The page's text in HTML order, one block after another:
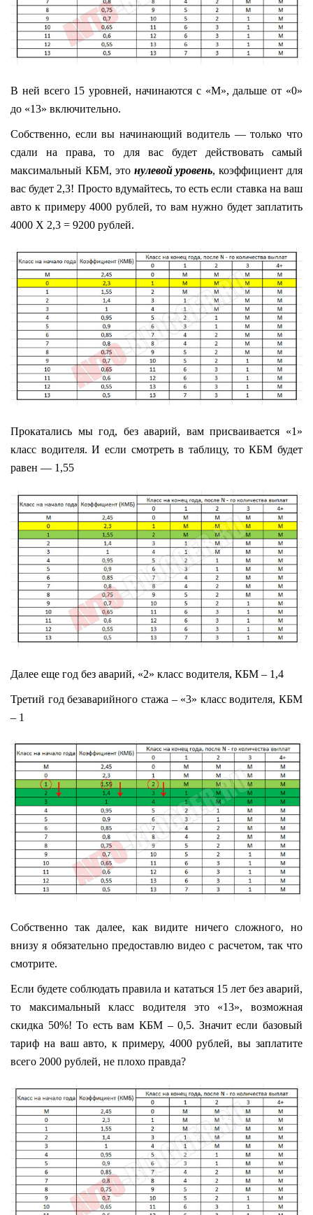
В ней всего 15 уровней, начинаются с «M», дальше от «0»
до «13» включительно.
Собственно, если вы начинающий водитель — только что
сдали на права, то для вас будет действовать самый
максимальный КБМ, это нулевой уровень, коэффициент для
вас будет 2,3! Просто вдумайтесь, то есть если ставка на ваш
авто к примеру 4000 рублей, то вам нужно будет заплатить
4000 Х 2,3 = 9200 рублей.
Прокатались мы год, без аварий, вам присваивается «1»
класс водителя. И если смотреть в таблицу, то КБМ будет
равен — 1,55
Далее еще год без аварий, «2» класс водителя, КБМ – 1,4
Третий год безаварийного стажа – «3» класс водителя, КБМ
– 1
Собственно так далее, как видите ничего сложного, но
внизу я обязательно предоставлю видео с расчетом, так что
смотрите.
Если будете соблюдать правила и кататься 15 лет без аварий,
то максимальный класс водителя это «13», возможная
скидка 50%! То есть вам КБМ – 0,5. Значит если базовый
тариф на ваш авто, к примеру, 4000 рублей, вы заплатите
всего 2000 рублей, не плохо правда?